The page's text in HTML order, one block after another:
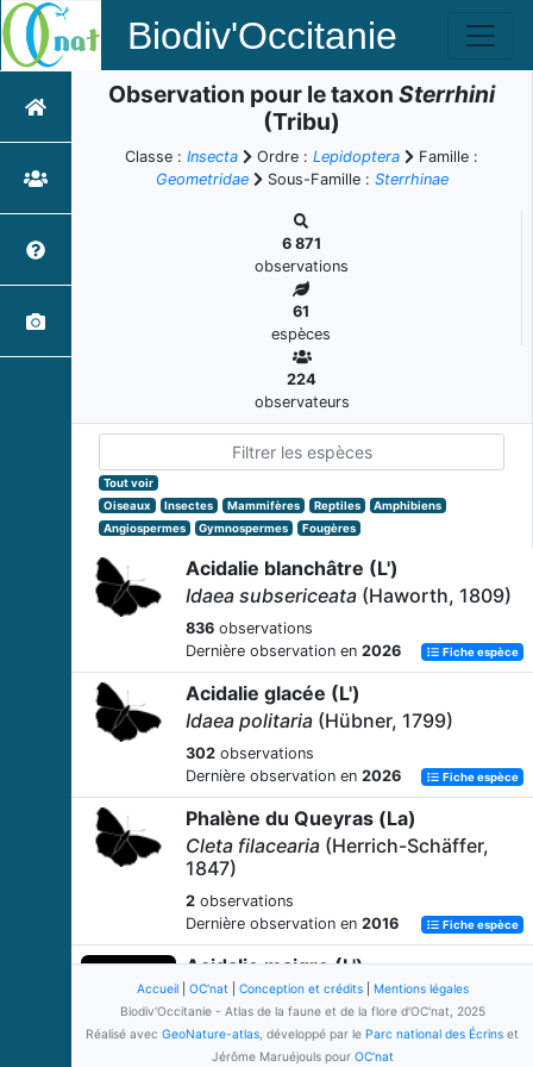
Biodiv'Occitanie
Observation pour le taxon Sterrhini
(Tribu)
Classe : Insecta Ordre : Lepidoptera
Famille :
Geometridae
Sous-Famille : Sterrhinae
6 871
observations
61
espèces
224
observateurs
Tout voir
Oiseaux
Insectes Mammifères Reptiles
Amphibiens
Angiospermes
Gymnospermes Fougères
Acidalie blanchâtre (L')
Idaea subsericeata (Haworth, 1809)
836 observations
Dernière observation en 2026 Fiche espèce
Acidalie glacée (L')
Idaea politaria (Hübner, 1799)
302 observations
Dernière observation en 2026 Fiche espèce
Phalène du Queyras (La)
Cleta filacearia (Herrich-Schäffer,
1847)
2 observations
Dernière observation en 2016 Fiche espèce
Acidalie maigre (L')
Idaea macilentaria(Herrich-Schäffer,
1846)
observations
Accueil| OC'nat| Conception et crédits| Mentions légales
Biodiv'Occitanie - Atlas de la faune et de la flore d'OC'nat, 2025
Réalisé avec GeoNature-atlas , développé par le Parc national des Écrins et
Jérôme Maruéjouls pour OC'nat